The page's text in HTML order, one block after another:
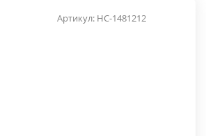
Артикул: НС-1481212